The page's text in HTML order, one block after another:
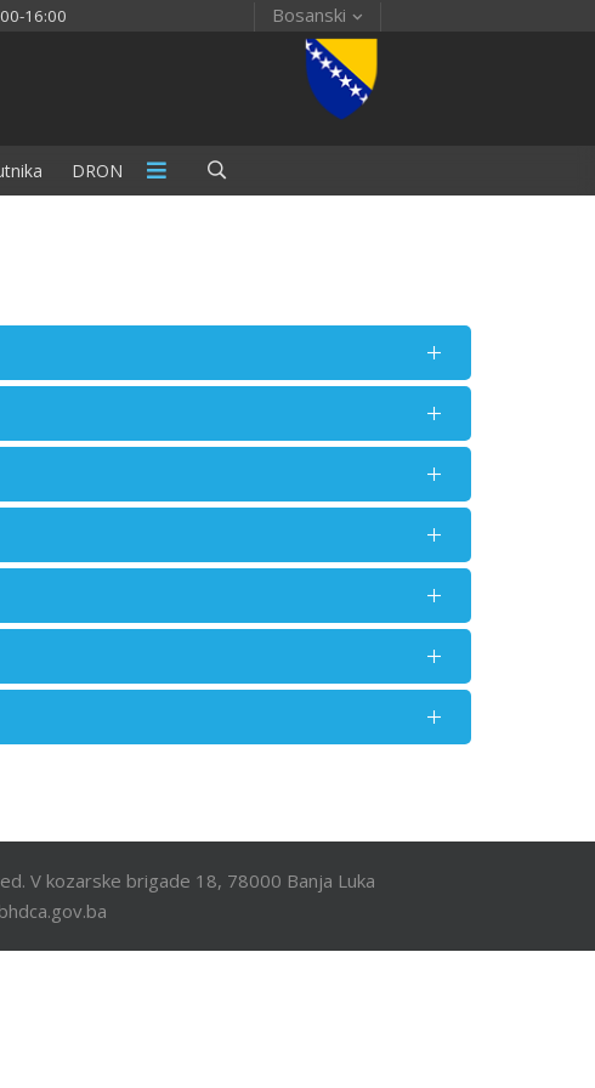
16:00 Bosanski
DRON
V kozarske brigade 18, 78000 Banja Luka